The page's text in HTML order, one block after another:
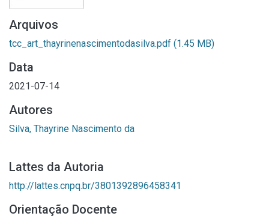
Arquivos
tcc_art_thayrinenascimentodasilva.pdf (1.45 MB)
Data
2021-07-14
Autores
Silva, Thayrine Nascimento da
Lattes da Autoria
http://lattes.cnpq.br/3801392896458341
Orientação Docente